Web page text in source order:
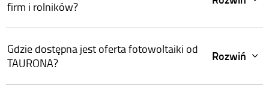
firm i rolników?
Gdzie dostępna jest oferta fotowoltaiki od
TAURONA?
Rozwiń